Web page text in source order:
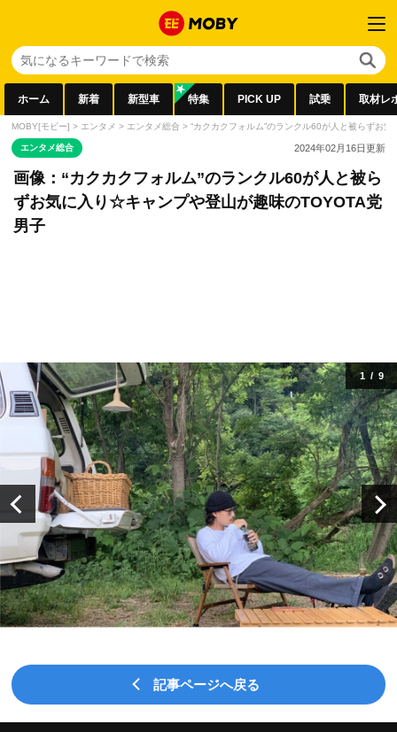
ホーム 新着 新型車 特集 PICK UP 試乗 取材レ
MOBY[モビー] > エンタメ > エンタメ総合 > “カクカクフォルム”のランクル60が人と被らずお
エンタメ総合 2024年02月16日更新
画像：“カクカクフォルム”のランクル60が人と被ら
ずお気に入り☆キャンプや登山が趣味のTOYOTA党
男子
1/ 9
記事ページへ戻る